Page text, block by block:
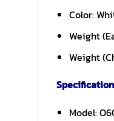
Color:
Weight
Weight
Specification
Model: